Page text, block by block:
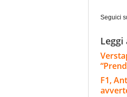
Seguici
Leggi
F1,